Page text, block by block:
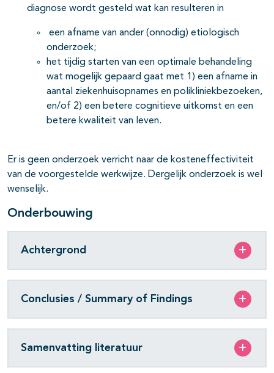
diagnose wordt gesteld wat kan resulteren in
een afname van ander (onnodig) etiologisch
onderzoek;
het tijdig starten van een optimale behandeling
wat mogelijk gepaard gaat met 1) een afname in
aantal ziekenhuisopnames en polikliniekbezoeken,
en/of 2) een betere cognitieve uitkomst en een
betere kwaliteit van leven.
Er is geen onderzoek verricht naar de kosteneffectiviteit
van de voorgestelde werkwijze. Dergelijk onderzoek is wel
wenselijk.
Onderbouwing
Achtergrond
Conclusies / Summary of Findings
Samenvatting literatuur